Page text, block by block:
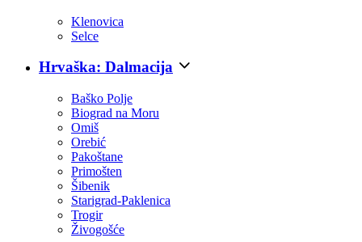
Klenovica
Selce
Hrvaška: Dalmacija
Baško Polje
Biograd na Moru
Omiš
Orebić
Pakoštane
Primošten
Šibenik
Starigrad-Paklenica
Trogir
Živogošće